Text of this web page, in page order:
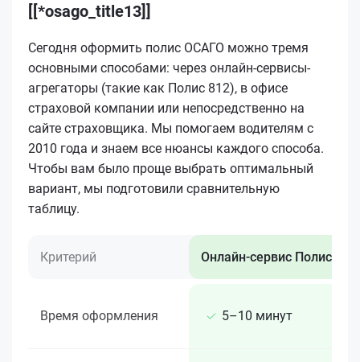
[[*osago_title13]]
Сегодня оформить полис ОСАГО можно тремя
основными способами: через онлайн-сервисы-
агрегаторы (такие как Полис 812), в офисе
страховой компании или непосредственно на
сайте страховщика. Мы помогаем водителям с
2010 года и знаем все нюансы каждого способа.
Чтобы вам было проще выбрать оптимальный
вариант, мы подготовили сравнительную
таблицу.
Критерий Онлайн-сервис Полис 812
Время оформления 5–10 минут